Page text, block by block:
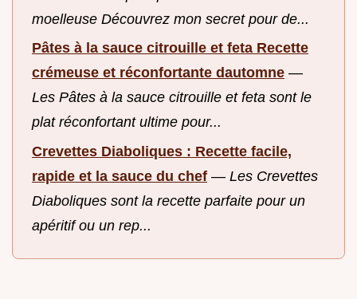
moelleuse Découvrez mon secret pour de...
Pâtes à la sauce citrouille et feta Recette
crémeuse et réconfortante dautomne —
Les Pâtes à la sauce citrouille et feta sont le
plat réconfortant ultime pour...
Crevettes Diaboliques : Recette facile,
rapide et la sauce du chef — Les Crevettes
Diaboliques sont la recette parfaite pour un
apéritif ou un rep...